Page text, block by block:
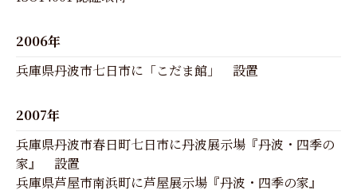
2006年
兵庫県丹波市七日市に「こだま館」 設置
2007年
兵庫県丹波市春日町七日市に丹波展示場『丹波・四季の
家』 設置
兵庫県芦屋市南浜町に芦屋展示場『丹波・四季の家』